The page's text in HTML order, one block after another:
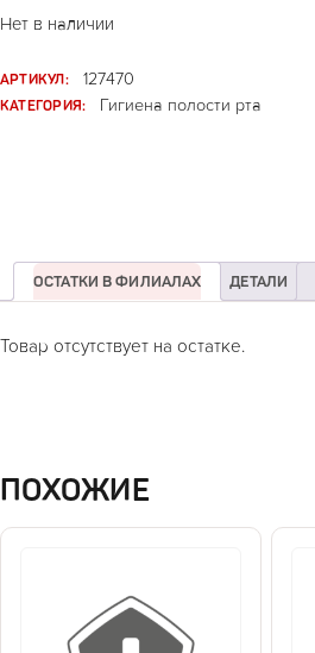
Нет в наличии
АРТИКУЛ:
127470
КАТЕГОРИЯ:
Гигиена полости рта
ОСТАТКИ В ФИЛИАЛАХ ДЕТАЛИ
Товар отсутствует на остатке.
ПОХОЖИЕ